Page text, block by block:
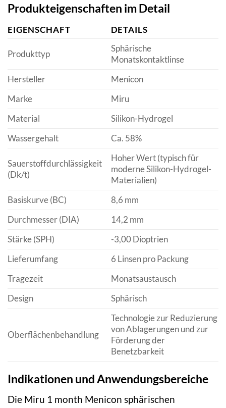
Produkteigenschaften im Detail
EIGENSCHAFT DETAILS
Produkttyp
Sphärische
Monatskontaktlinse
Hersteller
Menicon
Marke
Miru
Material
Silikon-Hydrogel
Wassergehalt
Ca. 58%
Sauerstoffdurchlässigkeit
(Dk/t)
Hoher Wert (typisch für
moderne Silikon-Hydrogel-
Materialien)
Basiskurve (BC)
8,6 mm
Durchmesser (DIA)
14,2 mm
Stärke (SPH)
-3,00 Dioptrien
Lieferumfang
6 Linsen pro Packung
Tragezeit
Monatsaustausch
Design
Sphärisch
Oberflächenbehandlung
Technologie zur Reduzierung
von Ablagerungen und zur
Förderung der
Benetzbarkeit
Indikationen und Anwendungsbereiche
Die Miru 1 month Menicon sphärischen